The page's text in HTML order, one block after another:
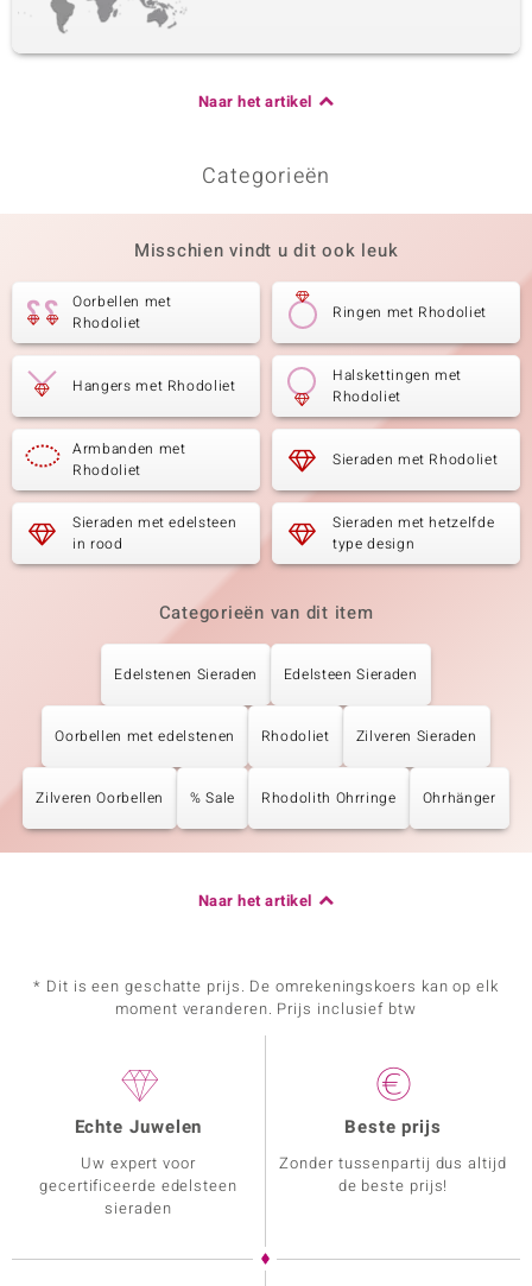
Naar het artikel
Categorieën
Misschien vindt u dit ook leuk
Oorbellen met
Rhodoliet
Ringen met Rhodoliet
Hangers met Rhodoliet
Halskettingen met
Rhodoliet
Armbanden met
Rhodoliet
Sieraden met Rhodoliet
Sieraden met edelsteen
in rood
Sieraden met hetzelfde
type design
Categorieën van dit item
Edelstenen Sieraden Edelsteen Sieraden
Oorbellen met edelstenen Rhodoliet Zilveren Sieraden
Zilveren Oorbellen % Sale Rhodolith Ohrringe Ohrhänger
Naar het artikel
* Dit is een geschatte prijs. De omrekeningskoers kan op elk
moment veranderen. Prijs inclusief btw
Echte Juwelen
Uw expert voor
gecertificeerde edelsteen
sieraden
Beste prijs
Zonder tussenpartij dus altijd
de beste prijs!